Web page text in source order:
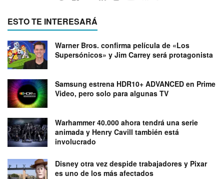
ESTO TE INTERESARÁ
Warner Bros. confirma película de «Los
Supersónicos» y Jim Carrey será protagonista
Samsung estrena HDR10+ ADVANCED en Prime
Video, pero solo para algunas TV
Warhammer 40.000 ahora tendrá una serie
animada y Henry Cavill también está
involucrado
Disney otra vez despide trabajadores y Pixar
es uno de los más afectados